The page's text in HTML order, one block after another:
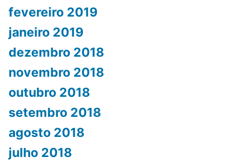
fevereiro 2019
janeiro 2019
dezembro 2018
novembro 2018
outubro 2018
setembro 2018
agosto 2018
julho 2018